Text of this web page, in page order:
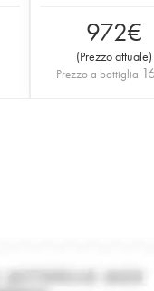
972€
(Prezzo attuale)
Prezzo a bottiglia